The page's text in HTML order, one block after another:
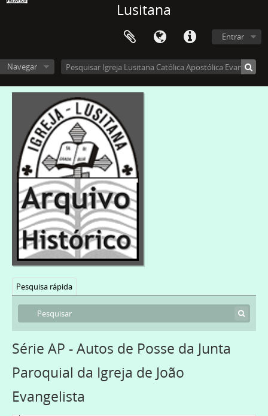
Lusitana
Entrar
Navegar
Pesquisa rápida
Série AP - Autos de Posse da Junta
Paroquial da Igreja de João
Evangelista